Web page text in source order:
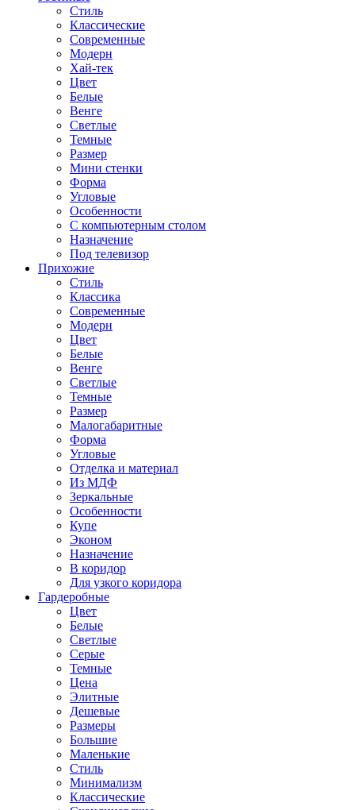
Стиль
Классические
Современные
Модерн
Хай-тек
Цвет
Белые
Венге
Светлые
Темные
Размер
Мини стенки
Форма
Угловые
Особенности
С компьютерным столом
Назначение
Под телевизор
Прихожие
Стиль
Классика
Современные
Модерн
Цвет
Белые
Венге
Светлые
Темные
Размер
Малогабаритные
Форма
Угловые
Отделка и материал
Из МДФ
Зеркальные
Особенности
Купе
Эконом
Назначение
В коридор
Для узкого коридора
Гардеробные
Цвет
Белые
Светлые
Серые
Темные
Цена
Элитные
Дешевые
Размеры
Большие
Маленькие
Стиль
Минимализм
Классические